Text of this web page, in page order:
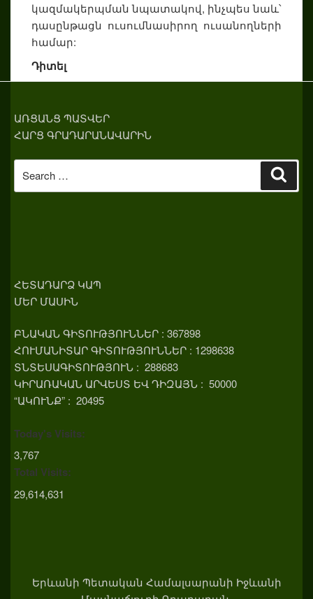
կազմակերպման նպատակով, ինչպես նաև՝
դասընթացն ուսումնասիրող ուսանողների
համար:
Դիտել
ԱՌՑԱՆՑ ՊԱՏՎԵՐ
ՀԱՐՑ ԳՐԱԴԱՐԱՆԱՎԱՐԻՆ
for:
ՀԵՏԱԴԱՐՁ ԿԱՊ
ՄԵՐ ՄԱՍԻՆ
ԲՆԱԿԱՆ ԳԻՏՈՒԹՅՈՒՆՆԵՐ : 367898
ՀՈՒՄԱՆԻՏԱՐ ԳԻՏՈՒԹՅՈՒՆՆԵՐ : 1298638
ՏՆՏԵՍԱԳԻՏՈՒԹՅՈՒՆ : 288683
ԿԻՐԱՌԱԿԱՆ ԱՐՎԵՍՏ ԵՎ ԴԻԶԱՅՆ : 50000
“ԱԿՈՒՆՔ” : 20495
Today's Visits:
3,767
Total Visits:
29,614,631
Երևանի Պետական Համալսարանի Իջևանի